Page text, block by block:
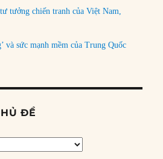
tưởng chiến tranh của Việt Nam,
và sức mạnh mềm của Trung Quốc
ĐỀ